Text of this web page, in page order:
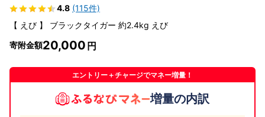
4.8 (115件)
【 えび 】 ブラックタイガー 約2.4kg えび
寄附金額20,000
エントリー＋チャージでマネー増量！
増量の内訳